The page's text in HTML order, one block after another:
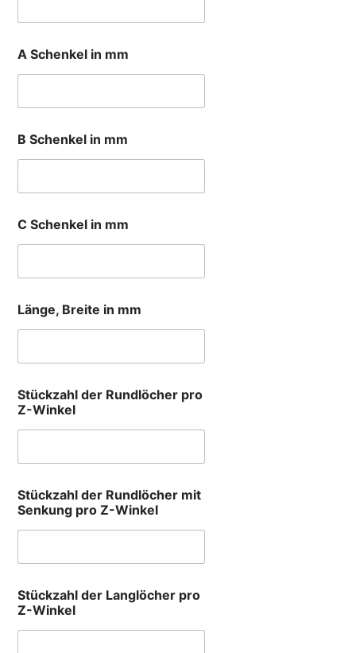
A Schenkel in mm
B Schenkel in mm
C Schenkel in mm
Länge, Breite in mm
Stückzahl der Rundlöcher pro
Z-Winkel
Stückzahl der Rundlöcher mit
Senkung pro Z-Winkel
Stückzahl der Langlöcher pro
Z-Winkel